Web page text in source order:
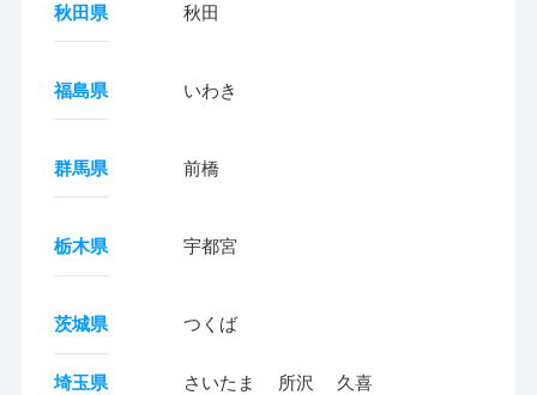
秋田県 秋田
福島県 いわき
群馬県 前橋
栃木県 宇都宮
茨城県 つくば
埼玉県 さいたま 所沢 久喜